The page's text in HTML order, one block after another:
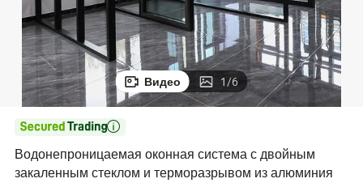
Видео 1/6

Водонепроницаемая оконная система с двойным
закаленным стеклом и терморазрывом из алюминия